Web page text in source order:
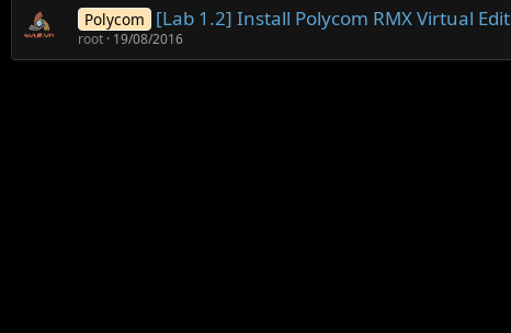
Polycom [Lab 1.2] Install Polycom RMX Virtual
root 19/08/2016